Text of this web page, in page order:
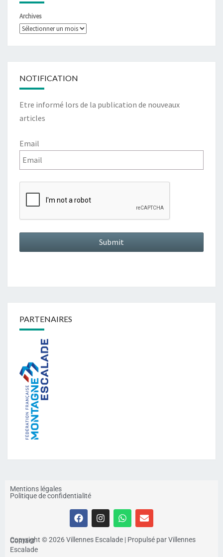
Archives
NOTIFICATION
Etre informé lors de la publication de nouveaux
articles
Email
PARTENAIRES
Mentions légales
Politique de confidentialité
Contact
Copyright © 2026 Villennes Escalade | Propulsé par Villennes
Escalade